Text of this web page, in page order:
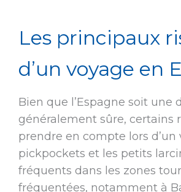
Les principaux
d’un voyage en
Bien que l’Espagne soit une
généralement sûre, certains
prendre en compte lors d’un
pickpockets et les petits
fréquents dans les zones
fréquentées, notamment à